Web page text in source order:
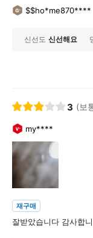
$$ho*me870****
신선도 신선해요
3 (보
my****
재구매
잘받았습니다 감사합